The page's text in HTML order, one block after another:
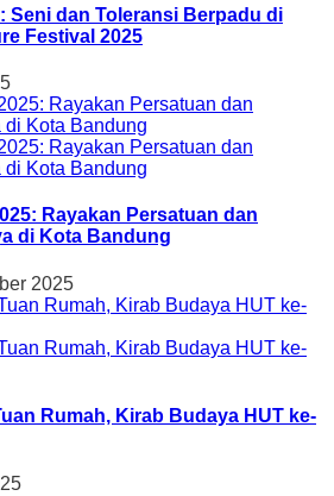
Seni dan Toleransi Berpadu di
Festival 2025
Rayakan Persatuan dan
di Kota Bandung
2025
Rumah, Kirab Budaya HUT ke-